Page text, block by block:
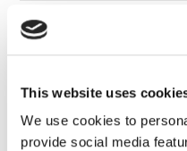
This website uses
We use cookies to
provide social media
TOURISME ET CULTURE
VOYAGES